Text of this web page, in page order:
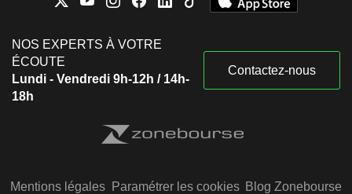
NOS EXPERTS À VOTRE
ÉCOUTE
Lundi - Vendredi 9h-12h / 14h-
18h
Contactez-nous
Mentions légales Paramétrer les cookies Blog Zonebourse